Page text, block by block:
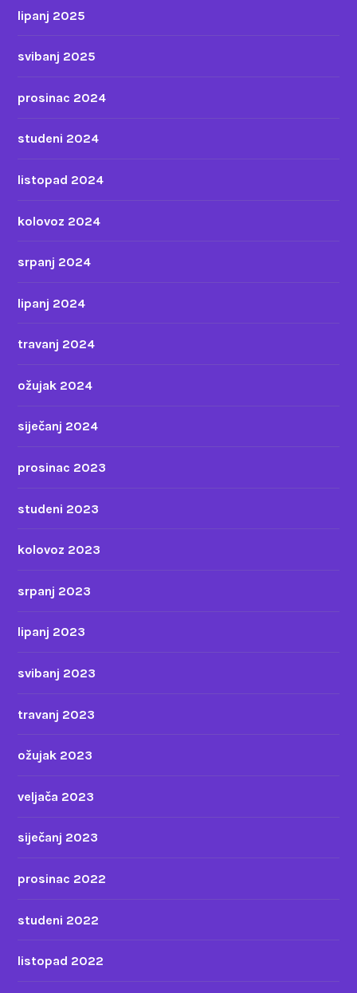
lipanj 2025
svibanj 2025
prosinac 2024
studeni 2024
listopad 2024
kolovoz 2024
srpanj 2024
lipanj 2024
travanj 2024
ožujak 2024
siječanj 2024
prosinac 2023
studeni 2023
kolovoz 2023
srpanj 2023
lipanj 2023
svibanj 2023
travanj 2023
ožujak 2023
veljača 2023
siječanj 2023
prosinac 2022
studeni 2022
listopad 2022